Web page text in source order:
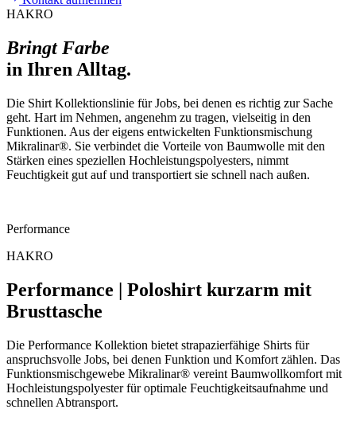
HAKRO
Bringt Farbe
in Ihren Alltag.
Die Shirt Kollektionslinie für Jobs, bei denen es richtig zur Sache
geht. Hart im Nehmen, angenehm zu tragen, vielseitig in den
Funktionen. Aus der eigens entwickelten Funktionsmischung
Mikralinar®. Sie verbindet die Vorteile von Baumwolle mit den
Stärken eines speziellen Hochleistungspolyesters, nimmt
Feuchtigkeit gut auf und transportiert sie schnell nach außen.
Performance
HAKRO
Performance | Poloshirt kurzarm mit
Brusttasche
Die Performance Kollektion bietet strapazierfähige Shirts für
anspruchsvolle Jobs, bei denen Funktion und Komfort zählen. Das
Funktionsmischgewebe Mikralinar® vereint Baumwollkomfort mit
Hochleistungspolyester für optimale Feuchtigkeitsaufnahme und
schnellen Abtransport.